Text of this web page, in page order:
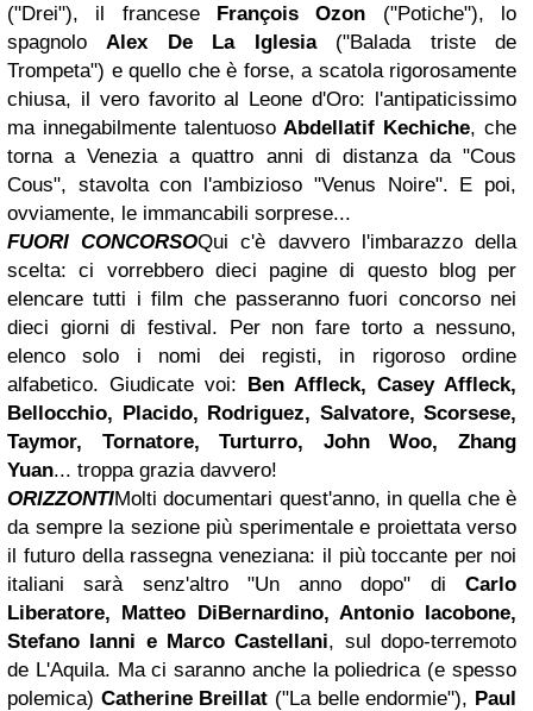
("Drei"), il francese François Ozon ("Potiche"), lo
spagnoloAlex De La Iglesia ("Balada triste de
Trompeta") e quello che è forse, a scatola rigorosamente
chiusa, il vero favorito al Leone d'Oro: l'antipaticissimo
ma innegabilmente talentuosoAbdellatif Kechiche, che
torna a Venezia a quattro anni di distanza da "Cous
Cous", stavolta con l'ambizioso "Venus Noire". E poi,
ovviamente, le immancabili sorprese...
FUORI CONCORSOQui c'è davvero l'imbarazzo della
scelta: ci vorrebbero dieci pagine di questo blog per
elencare tutti i film che passeranno fuori concorso nei
dieci giorni di festival. Per non fare torto a nessuno,
elenco solo i nomi dei registi, in rigoroso ordine
alfabetico. Giudicate voi: Ben Affleck, Casey Affleck,
Bellocchio, Placido, Rodriguez, Salvatore, Scorsese,
Taymor, Tornatore, Turturro, John Woo, Zhang
Yuan... troppa grazia davvero!
ORIZZONTIMolti documentari quest'anno, in quella che è
da sempre la sezione più sperimentale e proiettata verso
il futuro della rassegna veneziana: il più toccante per noi
italiani sarà senz'altro "Un anno dopo" di Carlo
Liberatore, Matteo DiBernardino, Antonio Iacobone,
Stefano Ianni e Marco Castellani, sul dopo-terremoto
de L'Aquila. Ma ci saranno anche la poliedrica (e spesso
polemica) Catherine Breillat ("La belle endormie"), Paul